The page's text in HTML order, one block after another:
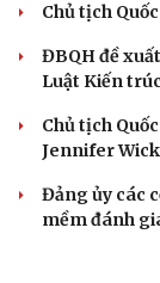
Chủ tịch
ĐBQH đề
Luật Kiến trúc
Chủ tịch
Jennifer
Đảng ủy các
mềm đánh